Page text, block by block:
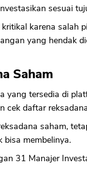
sesuai
karena salah
yang hendak
Saham
yang tersedia di
cek daftar
saham,
membelinya.
31 Manajer